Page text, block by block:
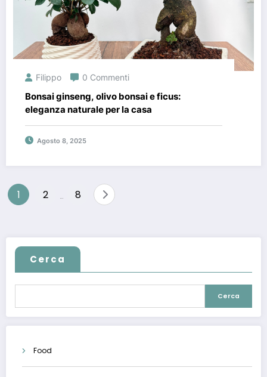
Filippo 0 Commenti
Bonsai ginseng, olivo bonsai e ficus:
eleganza naturale per la casa
Agosto 8, 2025
Paginazione
1 2 8
Cerca
Cerca
Food